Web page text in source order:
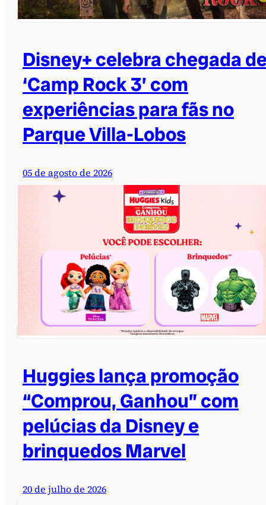
Disney+ celebra chegada
‘Camp Rock 3’ com
experiências para fãs no
Parque Villa-Lobos
05 de agosto de 2026
Huggies lança promoção
“Comprou, Ganhou” com
pelúcias da Disney e
brinquedos Marvel
20 de julho de 2026